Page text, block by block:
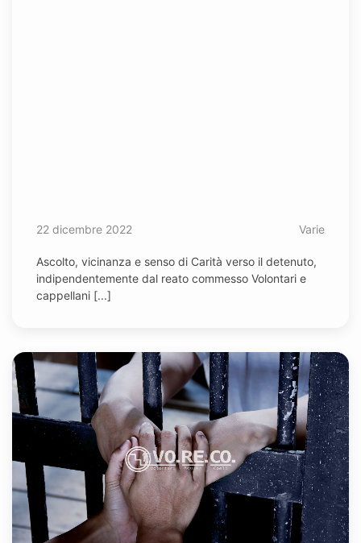
22 dicembre 2022 Varie
Ascolto, vicinanza e senso di Carità verso il detenuto,
indipendentemente dal reato commesso Volontari e
cappellani [...]